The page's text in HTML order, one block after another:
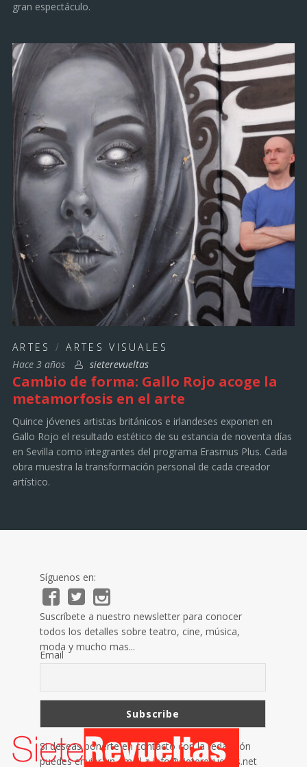
gran espectáculo.
ARTES /ARTES VISUALES
Hace 3 años
sieterevueltas
Cambio de forma: Gallo Rojo acoge la
metamorfosis en el arte
Quince jóvenes artistas británicos e irlandeses exponen en
Gallo Rojo el resultado estético de su estancia de noventa días
en Sevilla como integrantes del programa Erasmus Plus. Cada
obra muestra la transformación personal de cada creador
artístico.
Síguenos en:
Suscríbete a nuestro newsletter para conocer
todos los detalles sobre teatro, cine, música,
moda y mucho mas...
Email
Si deseas ponerte en contacto con la redacción
puedes enviar un email ainfo@sieterevueltas.net